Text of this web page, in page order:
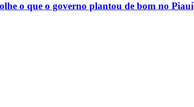
o que o governo plantou de bom no Piauí